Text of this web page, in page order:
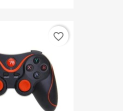
favorite_border